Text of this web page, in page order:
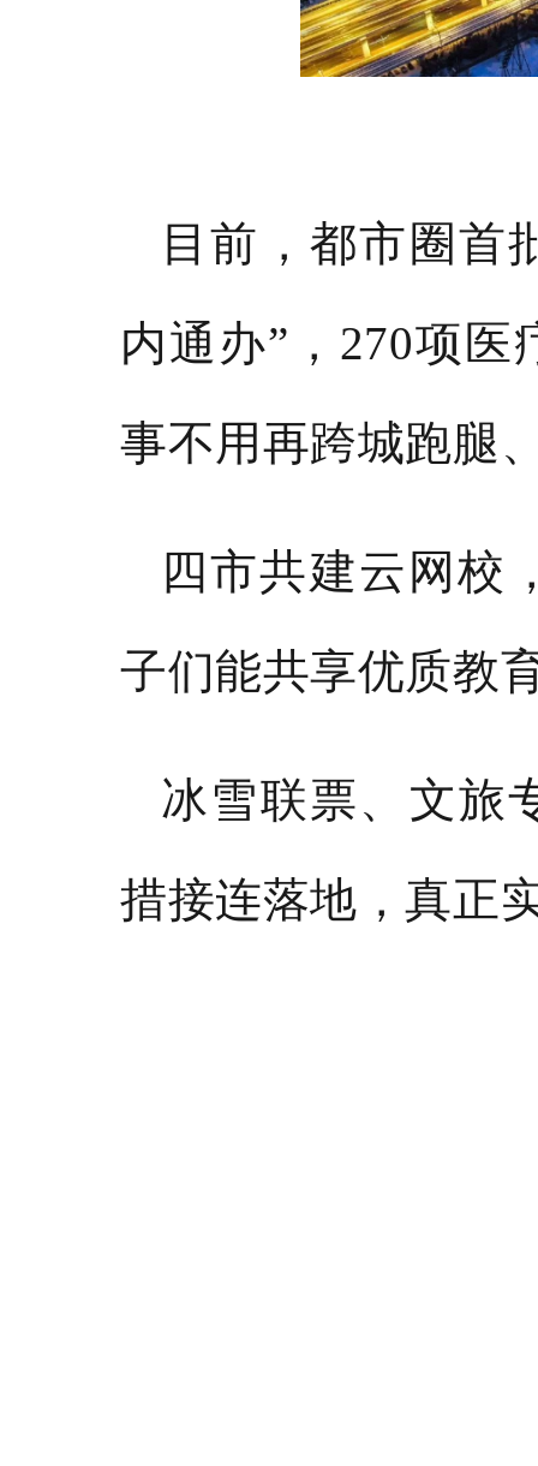
目前，都市圈首
内通办”，270项
事不用再跨城跑腿
四市共建云网校
子们能共享优质教
冰雪联票、文旅
措接连落地，真正